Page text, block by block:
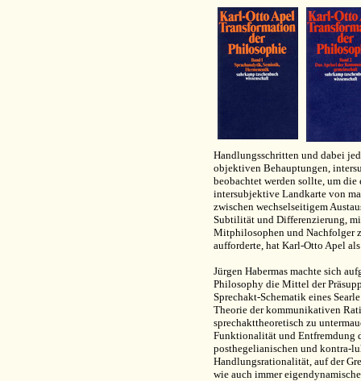
Handlungsschritten und dabei
objektiven Behauptungen,
beobachtet werden sollte, um
intersubjektive Landkarte von
zwischen wechselseitigem
Subtilität und Differenzierung,
Mitphilosophen und Nachfolger
aufforderte, hat Karl-Otto Apel
Jürgen Habermas machte sich
Philosophy die Mittel der
Sprechakt-Schematik eines
Theorie der kommunikativen
sprechakttheoretisch zu
Funktionalität und Entfremdung
posthegelianischen und kontra-
Handlungsrationalität, auf der
wie auch immer